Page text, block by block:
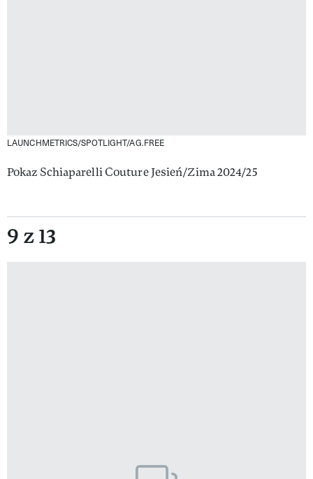
LAUNCHMETRICS/SPOTLIGHT/AG.FREE
Pokaz Schiaparelli Couture Jesień/Zima 2024/25
9 z 13